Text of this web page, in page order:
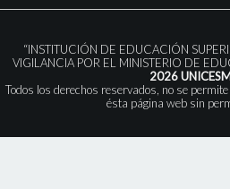
“INSTITUCIÓN DE EDUCACIÓN
VIGILANCIA POR EL MINISTERIO DE
2026
Todos los derechos reservados, no se
ésta página web sin